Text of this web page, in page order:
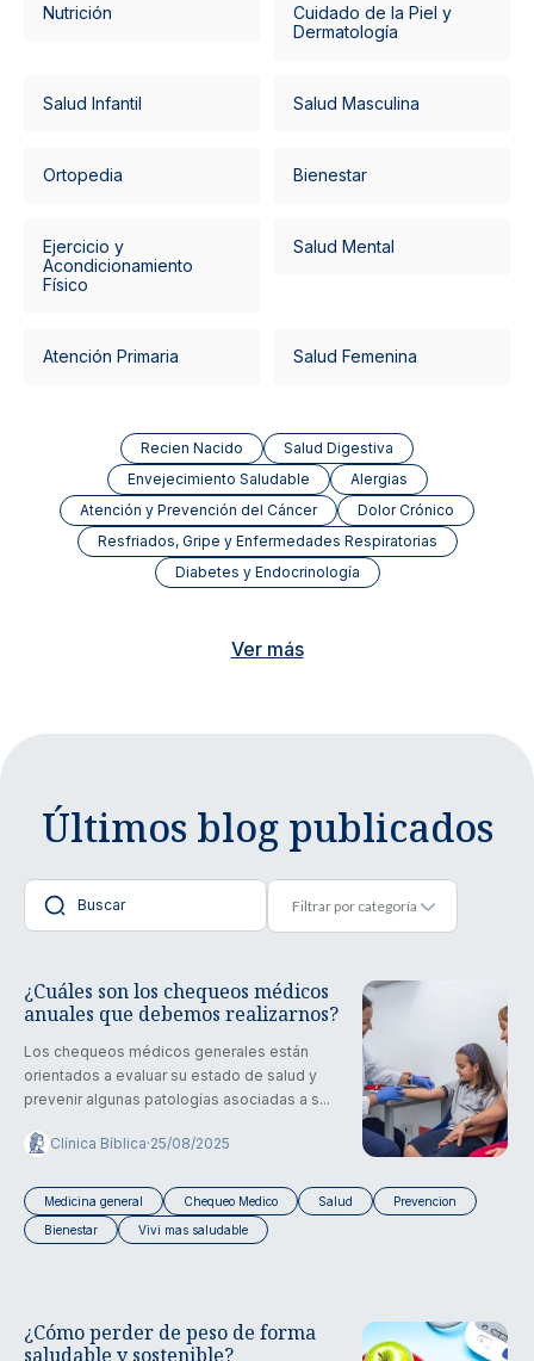
Nutrición
Cuidado de la Piel y
Dermatología
Salud Infantil Salud Masculina
Ortopedia Bienestar
Ejercicio y
Acondicionamiento
Físico
Salud Mental
Atención Primaria Salud Femenina
Recien Nacido
Salud Digestiva
Envejecimiento Saludable
Alergias
Atención y Prevención del Cáncer
Dolor Crónico
Resfriados, Gripe y Enfermedades Respiratorias
Diabetes y Endocrinología
Ver más
Últimos blog publicados
¿Cuáles son los chequeos médicos
anuales que debemos realizarnos?
Los chequeos médicos generales están
orientados a evaluar su estado de salud y
prevenir algunas patologías asociadas a s...
Clínica Bíblica·25/08/2025
Medicina general Chequeo Medico Salud
Prevencion
Bienestar
Vivi mas saludable
¿Cómo perder de peso de forma
saludable y sostenible?